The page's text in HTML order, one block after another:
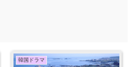
韓国ドラマ